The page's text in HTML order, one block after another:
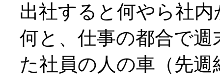
出社すると何やら社
何と、仕事の都合で
た社員の人の車（先週